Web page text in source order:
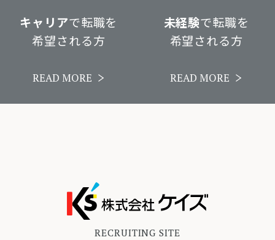
キャリアで転職を
希望される方
READ MORE
未経験で転職を
希望される方
READ MORE
RECRUITING SITE